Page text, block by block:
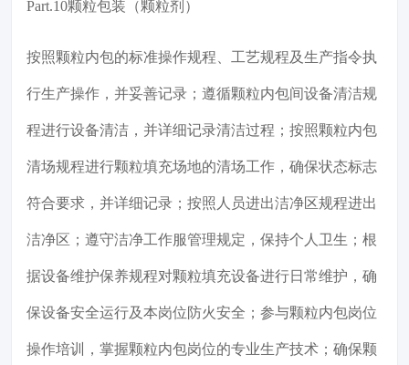
Part.10颗粒包装（颗粒剂）
按照颗粒内包的标准操作规程、工艺规程及生产指令执
行生产操作，并妥善记录；遵循颗粒内包间设备清洁规
程进行设备清洁，并详细记录清洁过程；按照颗粒内包
清场规程进行颗粒填充场地的清场工作，确保状态标志
符合要求，并详细记录；按照人员进出洁净区规程进出
洁净区；遵守洁净工作服管理规定，保持个人卫生；根
据设备维护保养规程对颗粒填充设备进行日常维护，确
保设备安全运行及本岗位防火安全；参与颗粒内包岗位
操作培训，掌握颗粒内包岗位的专业生产技术；确保颗